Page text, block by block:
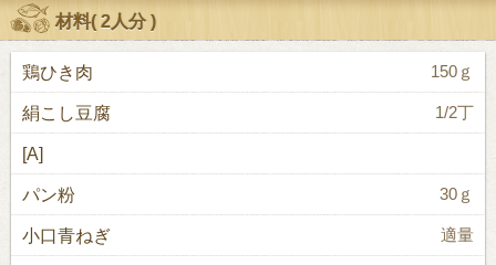
材料(2人分)
鶏ひき肉 150ｇ
絹こし豆腐 1/2丁
[A]
パン粉 30ｇ
小口青ねぎ 適量